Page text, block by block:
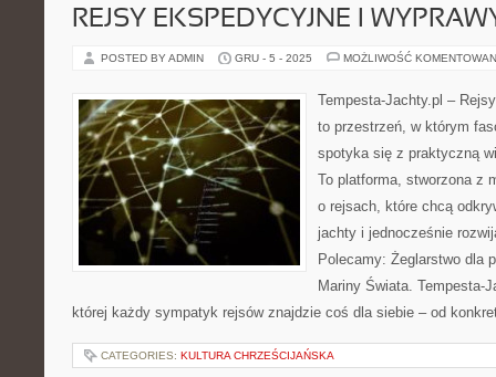
REJSY EKSPEDYCYJNE I
POSTED BY ADMIN GRU - 5 - 2025 MOŻLIWOŚĆ
Tempesta-Jachty.pl –
to przestrzeń, w którym
spotyka się z praktyczną
To platforma, stworzona z
o rejsach, które chcą
jachty i jednocześnie
Polecamy: Żeglarstwo dla
Mariny Świata. Tempesta-
której każdy sympatyk rejsów znajdzie coś dla siebie – od
CATEGORIES: KULTURA CHRZEŚCIJAŃSKA